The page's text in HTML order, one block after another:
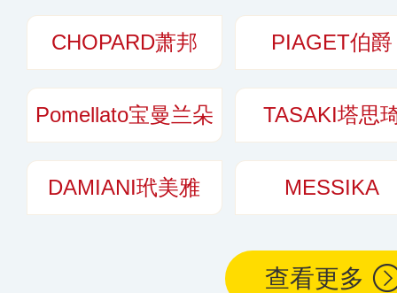
士青睐，成为全
CHOPARD萧邦 PIAGET伯爵
Pomellato宝曼兰朵 TASAKI塔思
DAMIANI玳美雅 MESSIKA
查看更多